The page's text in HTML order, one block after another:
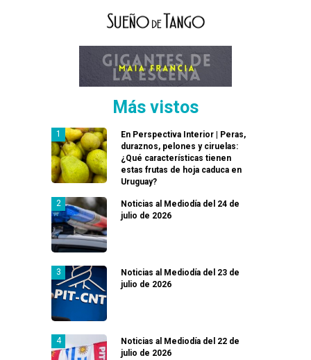
Más vistos
En Perspectiva Interior | Peras,
duraznos, pelones y ciruelas:
¿Qué características tienen
estas frutas de hoja caduca en
Uruguay?
Noticias al Mediodía del 24 de
julio de 2026
Noticias al Mediodía del 23 de
julio de 2026
Noticias al Mediodía del 22 de
julio de 2026